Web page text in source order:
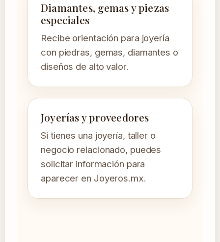
Diamantes, gemas y piezas
especiales
Recibe orientación para joyería
con piedras, gemas, diamantes o
diseños de alto valor.
Joyerías y proveedores
Si tienes una joyería, taller o
negocio relacionado, puedes
solicitar información para
aparecer en Joyeros.mx.